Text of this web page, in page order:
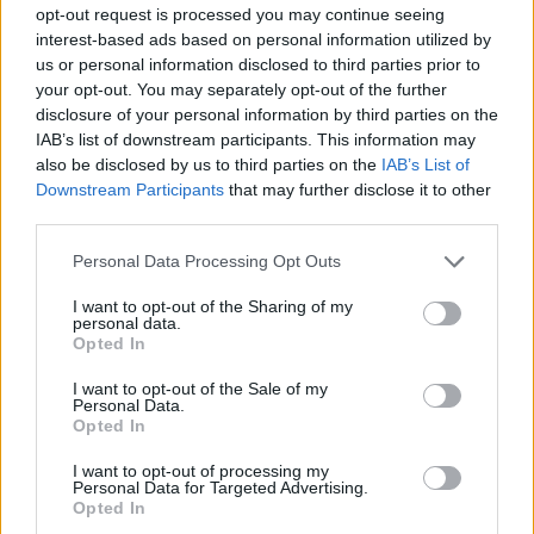
opt-out request is processed you may continue seeing
interest-based ads based on personal information utilized by
us or personal information disclosed to third parties prior to
your opt-out. You may separately opt-out of the further
disclosure of your personal information by third parties on the
IAB’s list of downstream participants. This information may
also be disclosed by us to third parties on the IAB’s List of
Downstream Participants that may further disclose it to other
Personal Data Processing Opt Outs
I want to opt-out of the Sharing of my
personal data.
Opted In
I want to opt-out of the Sale of my
Personal Data.
Opted In
I want to opt-out of processing my
Personal Data for Targeted Advertising.
Opted In
genetikai tesztek segítségével próbálják meg kideríteni, honnan
is származnak” -jelentette ki a kutató.Linderholm szerint a
kutyák genetikai szempontból is hasonlítanak ránk, hiszen ők is
egy közös ősön osztoznak.
Fotó: dailypaws.com